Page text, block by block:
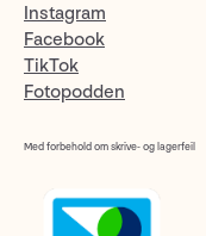
Instagram
Facebook
TikTok
Fotopodden
Med forbehold om skrive- og lagerfeil